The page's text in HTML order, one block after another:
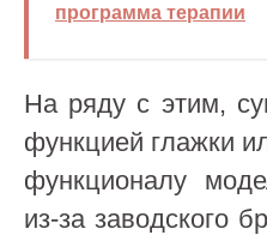
программа терапии
На ряду с этим,
функцией глажки
функционалу
из-за заводского